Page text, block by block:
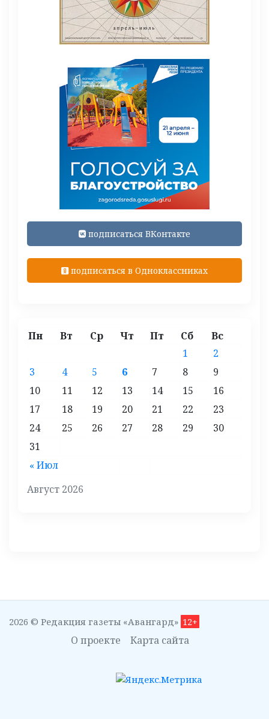
подписаться ВКонтакте
подписаться в Одноклассниках
Август 2026
Пн Вт Ср Чт Пт Сб Вс
« Июл
1
2
3
4 5 6 7 8
9
10
11 12 13 14 15
16
17
18 19 20 21 22
23
24
25 26 27 28 29
30
31
2026 © Редакция газеты «Авангард» 12+
О проекте Карта сайта